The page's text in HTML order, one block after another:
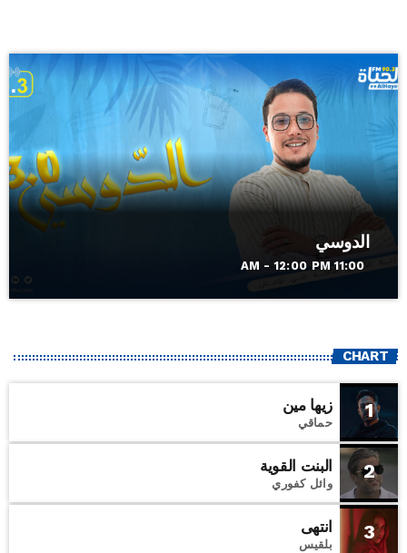
الدوسي
11:00 AM - 12:00 PM
CHART
1 زيها مين
حماقي
2 البنت القوية
وائل كفوري
3 انتهى
بلقيس